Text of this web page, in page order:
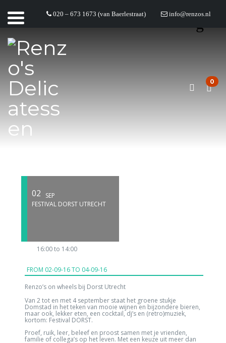
info@renzos.nl
020 – 673 1673 (van Baerlestraat)
0
EVENTS LIST
02
SEP
FESTIVAL DORST UTRECHT
16:00 to 14:00
FROM 02-09-16 TO 04-09-16
Renzo’s on wheels bij Dorst Utrecht
Van 2 tot en met 4 september staat het groene stukje
Domstad in het teken van mooie wijnen en bijzondere bieren,
maar ook, lekker eten, een cocktail, dj’s en (retro)muziek,
kortom: Festival DORST.
Proef, ruik, leer, beleef en proost samen met je vrienden,
familie of collega’s op het leven. Met een keuze uit meer dan